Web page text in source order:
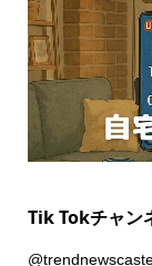
Tik Tokチャン